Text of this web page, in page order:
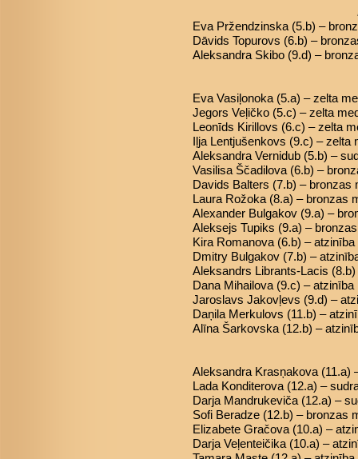
Eva Pržendzinska (5.b) –
Dāvids Topurovs (6.b) –
Aleksandra Skibo (9.d) –
Eva Vasiļonoka (5.a) – zelta
Jegors Veļičko (5.c) – zelta
Leonīds Kirillovs (6.c) – zelta
Iļja Lentjušenkovs (9.c) – zelta
Aleksandra Vernidub (5.b) –
Vasilisa Ščadilova (6.b) –
Davids Balters (7.b) – bronzas
Laura Rožoka (8.a) – bronzas
Alexander Bulgakov (9.a) –
Aleksejs Tupiks (9.a) –
Kira Romanova (6.b) – atzinība
Dmitry Bulgakov (7.b) –
Aleksandrs Librants-Lacis
Dana Mihailova (9.c) – atzinība
Jaroslavs Jakovļevs (9.d) –
Daņila Merkulovs (11.b) –
Alīna Šarkovska (12.b) –
Aleksandra Krasņakova (11.a)
Lada Konditerova (12.a) –
Darja Mandrukeviča (12.a) –
Sofi Beradze (12.b) – bronzas
Elizabete Gračova (10.a) –
Darja Veļenteičika (10.a) –